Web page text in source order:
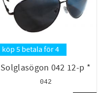
köp 5 betala för 4
Solglasögon 042 12-p *
042